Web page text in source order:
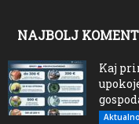
NAJBOLJ
Kaj
Aktualno